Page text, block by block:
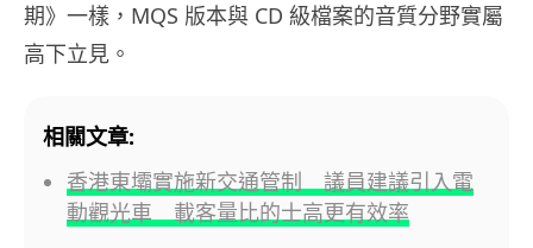
期》一樣，MQS 版本與 CD 級檔案的音質分野實屬
高下立見。
相關文章:
香港東壩實施新交通管制 議員建議引入電
動觀光車 載客量比的士高更有效率